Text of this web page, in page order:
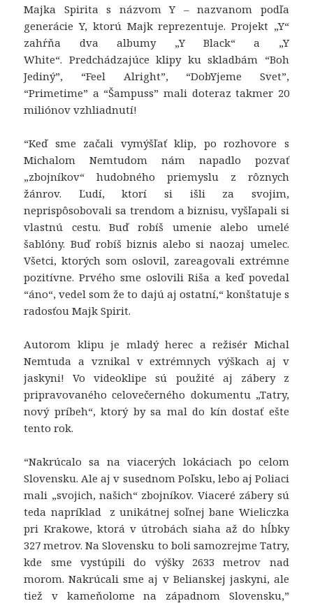
Majka Spirita s názvom Y – nazvanom podľa
generácie Y, ktorú Majk reprezentuje. Projekt „Y“
zahŕňa dva albumy „Y Black“ a „Y
White“. Predchádzajúce klipy ku skladbám “Boh
Jediný”, “Feel Alright”, “DobYjeme Svet”,
“Primetime” a “Šampuss” mali doteraz takmer 20
miliónov vzhliadnutí!
“Keď sme začali vymýšľať klip, po rozhovore s
Michalom Nemtudom nám napadlo pozvať
„zbojníkov“ hudobného priemyslu z rôznych
žánrov. Ľudí, ktorí si išli za svojim,
neprispôsobovali sa trendom a biznisu, vyšľapali si
vlastnú cestu. Buď robíš umenie alebo umelé
šablóny. Buď robíš biznis alebo si naozaj umelec.
Všetci, ktorých som oslovil, zareagovali extrémne
pozitívne. Prvého sme oslovili Riša a keď povedal
“áno“, vedel som že to dajú aj ostatní,“ konštatuje s
radosťou Majk Spirit.
Autorom klipu je mladý herec a režisér Michal
Nemtuda a vznikal v extrémnych výškach aj v
jaskyni! Vo videoklipe sú použité aj zábery z
pripravovaného celovečerného dokumentu „Tatry,
nový príbeh“, ktorý by sa mal do kín dostať ešte
tento rok.
“Nakrúcalo sa na viacerých lokáciach po celom
Slovensku. Ale aj v susednom Poľsku, lebo aj Poliaci
mali „svojich, našich“ zbojníkov. Viaceré zábery sú
teda napríklad z unikátnej soľnej bane Wieliczka
pri Krakowe, ktorá v útrobách siaha až do hĺbky
327 metrov. Na Slovensku to boli samozrejme Tatry,
kde sme vystúpili do výšky 2633 metrov nad
morom. Nakrúcali sme aj v Belianskej jaskyni, ale
tiež v kameňolome na západnom Slovensku,”
webovej
stránky.
Používateľská
spokojnosť
fungovala čo
najlepšie. Ak
tieto súbory
cookie
odmietnete,
niektoré
funkcie z
webovej
stránky
zmiznú.